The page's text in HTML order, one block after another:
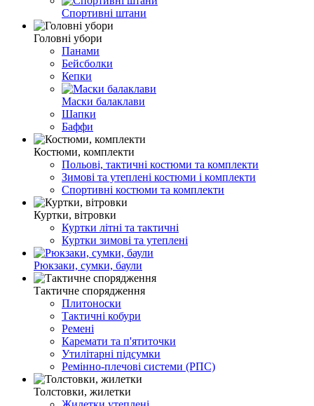
Спортивні штани
Головні убори
Панами
Бейсболки
Кепки
Маски балаклави
Шапки
Баффи
Костюми, комплекти
Польові, тактичні костюми та комплекти
Зимові та утеплені костюми і комплекти
Спортивні костюми та комплекти
Куртки, вітровки
Куртки літні та тактичні
Куртки зимові та утеплені
Рюкзаки, сумки, баули
Тактичне спорядження
Плитоноски
Тактичні кобури
Ремені
Каремати та п'ятиточки
Утилітарні підсумки
Ремінно-плечові системи (РПС)
Толстовки, жилетки